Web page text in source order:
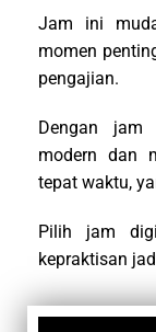
Jam ini
momen
pengajian.
Dengan jam
modern dan
tepat waktu,
Pilih jam
kepraktisan